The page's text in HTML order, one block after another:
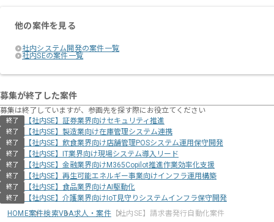
他の案件を見る
社内システム開発の案件一覧
社内SEの案件一覧
募集が終了した案件
募集は終了していますが、参画先を探す際にお役立てください
終了 【社内SE】証券業界向けセキュリティ推進
終了 【社内SE】製造業向け在庫管理システム連携
終了 【社内SE】飲食業界向け店舗管理POSシステム運用保守開発
終了 【社内SE】IT業界向け現場システム導入リード
終了 【社内SE】金融業界向けM365Copilot推進作業効率化支援
終了 【社内SE】再生可能エネルギー事業向けインフラ運用構築
終了 【社内SE】食品業界向けAI駆動化
終了
【社内SE】介護業界向けIoT見守りシステムインフラ保守開発
HOME案件検索VBA求人・案件【社内SE】請求書発行自動化案件